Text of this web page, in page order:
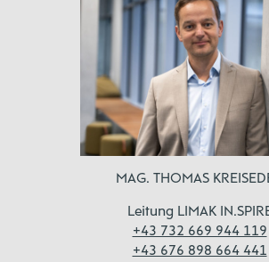
MAG. THOMAS
Leitung LIMAK
+43 732 669 944 119
+43 676 898 664 441